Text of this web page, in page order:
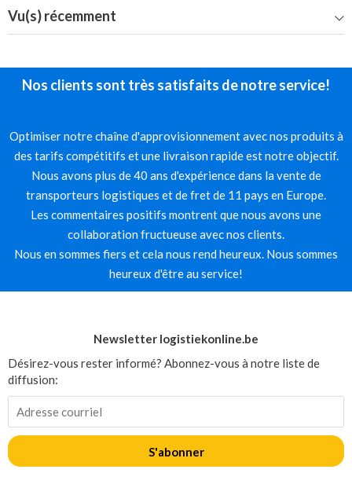
Vu(s) récemment
Nos clients sont très satisfaits de notre service!
Optimiser notre chaîne d'approvisionnement avec nos produits à
des tarifs compétitifs et une livraison rapide est notre objectif.
Nous avons plus de 40 ans d'expérience dans la vente de
transporteurs logistiques et de fret de 11 pays en Europe.
Les commentaires positifs montrent que nous avons une
collaboration fructueuse avec nos clients.
Nous en sommes fiers et cela nous rend heureux. Nous sommes
heureux d'être au service!
Newsletter logistiekonline.be
Désirez-vous rester informé? Abonnez-vous à notre liste de
diffusion:
S'abonner